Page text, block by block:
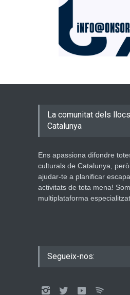
La comunitat dels
Catalunya
Ens apassiona difondre
culturals de Catalunya,
ajudar-te a planificar
activitats de tota mena!
multiplataforma
Segueix-nos: